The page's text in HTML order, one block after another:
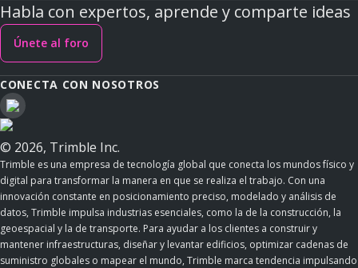
Habla con expertos, aprende y comparte ideas
Únete al foro
CONECTA CON NOSOTROS
© 2026, Trimble Inc.
Trimble es una empresa de tecnología global que conecta los mundos físico y
digital para transformar la manera en que se realiza el trabajo. Con una
innovación constante en posicionamiento preciso, modelado y análisis de
datos, Trimble impulsa industrias esenciales, como la de la construcción, la
geoespacial y la de transporte. Para ayudar a los clientes a construir y
mantener infraestructuras, diseñar y levantar edificios, optimizar cadenas de
suministro globales o mapear el mundo, Trimble marca tendencia impulsando